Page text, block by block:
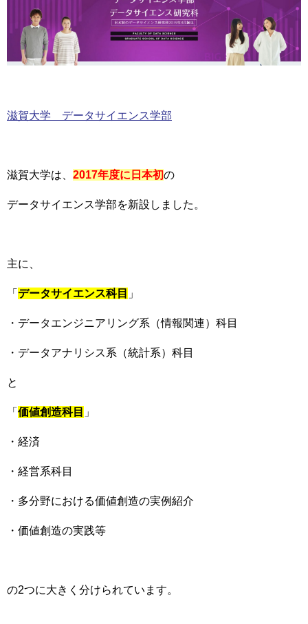
滋賀大学 データサイエンス学部
滋賀大学は、 2017年度に日本初の
データサイエンス学部を新設しました。
主に、
「 データサイエンス科目 」
・データエンジニアリング系（情報関連）科目
・データアナリシス系（統計系）科目
と
「 価値創造科目 」
・経済
・経営系科目
・多分野における価値創造の実例紹介
・価値創造の実践等
の2つに大きく分けられています。